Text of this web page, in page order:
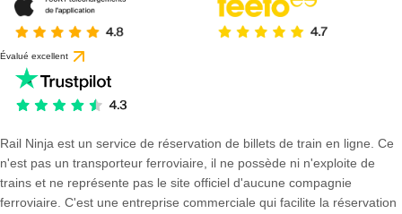
Évalué excellent
Rail Ninja est un service de réservation de billets de train en ligne. Ce
n'est pas un transporteur ferroviaire, il ne possède ni n'exploite de
trains et ne représente pas le site officiel d'aucune compagnie
ferroviaire. C'est une entreprise commerciale qui facilite la réservation